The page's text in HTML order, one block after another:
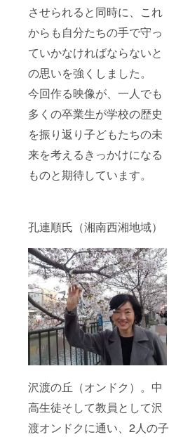
させられると同時に、これ
からも自分たちの手で守っ
ていかなければならないと
の思いを強くしました。
今回作る映像が、一人でも
多くの卒業生が学校の歴史
を振り返り子どもたちの未
来を考えるきっかけになる
ものと期待しています。
孔連順氏（湘南西湘地域）
沢渡の丘（オンドク）。中
高生徒そして教員として沢
渡オンドクに通い、2人の子